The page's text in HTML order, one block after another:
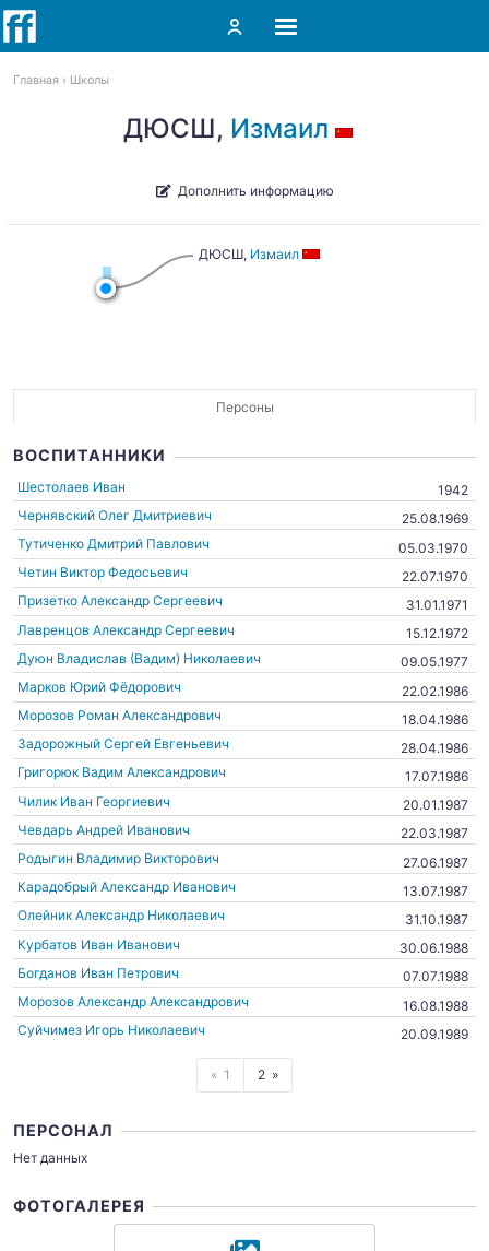
Главная Школы
ДЮСШ, Измаил
Дополнить информацию
ДЮСШ, Измаил
Персоны
ВОСПИТАННИКИ
Шестолаев Иван
1942
Чернявский Олег Дмитриевич
25.08.1969
Тутиченко Дмитрий Павлович
05.03.1970
Четин Виктор Федосьевич
22.07.1970
Призетко Александр Сергеевич
31.01.1971
Лавренцов Александр Сергеевич
15.12.1972
Дуюн Владислав (Вадим) Николаевич
09.05.1977
Марков Юрий Фёдорович
22.02.1986
Морозов Роман Александрович
18.04.1986
Задорожный Сергей Евгеньевич
28.04.1986
Григорюк Вадим Александрович
17.07.1986
Чилик Иван Георгиевич
20.01.1987
Чевдарь Андрей Иванович
22.03.1987
Родыгин Владимир Викторович
27.06.1987
Карадобрый Александр Иванович
13.07.1987
Олейник Александр Николаевич
31.10.1987
Курбатов Иван Иванович
30.06.1988
Богданов Иван Петрович
07.07.1988
Морозов Александр Александрович
16.08.1988
Суйчимез Игорь Николаевич
20.09.1989
1 2
ПЕРСОНАЛ
Нет данных
ФОТОГАЛЕРЕЯ